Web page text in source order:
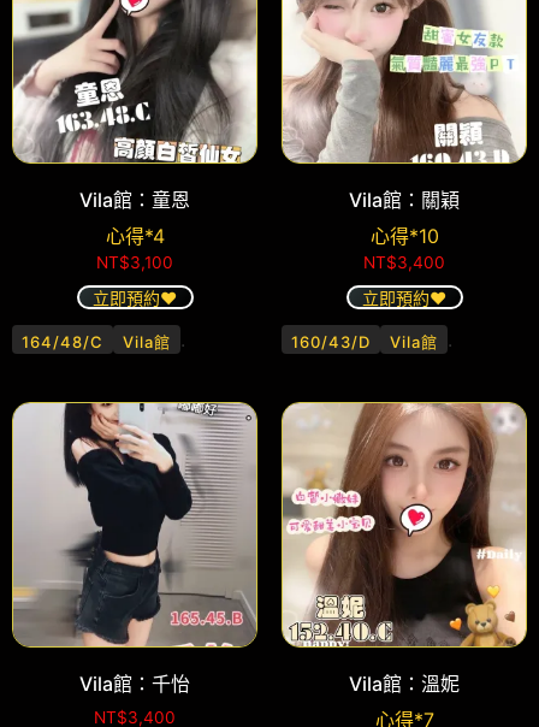
Vila館：童恩
心得*4
NT$3,100
立即預約❤️
164/48/C Vila館 .
Vila館：關穎
心得*10
NT$3,400
立即預約❤️
160/43/D Vila館 .
Vila館：千怡
NT$3,400
Vila館：溫妮
心得*7